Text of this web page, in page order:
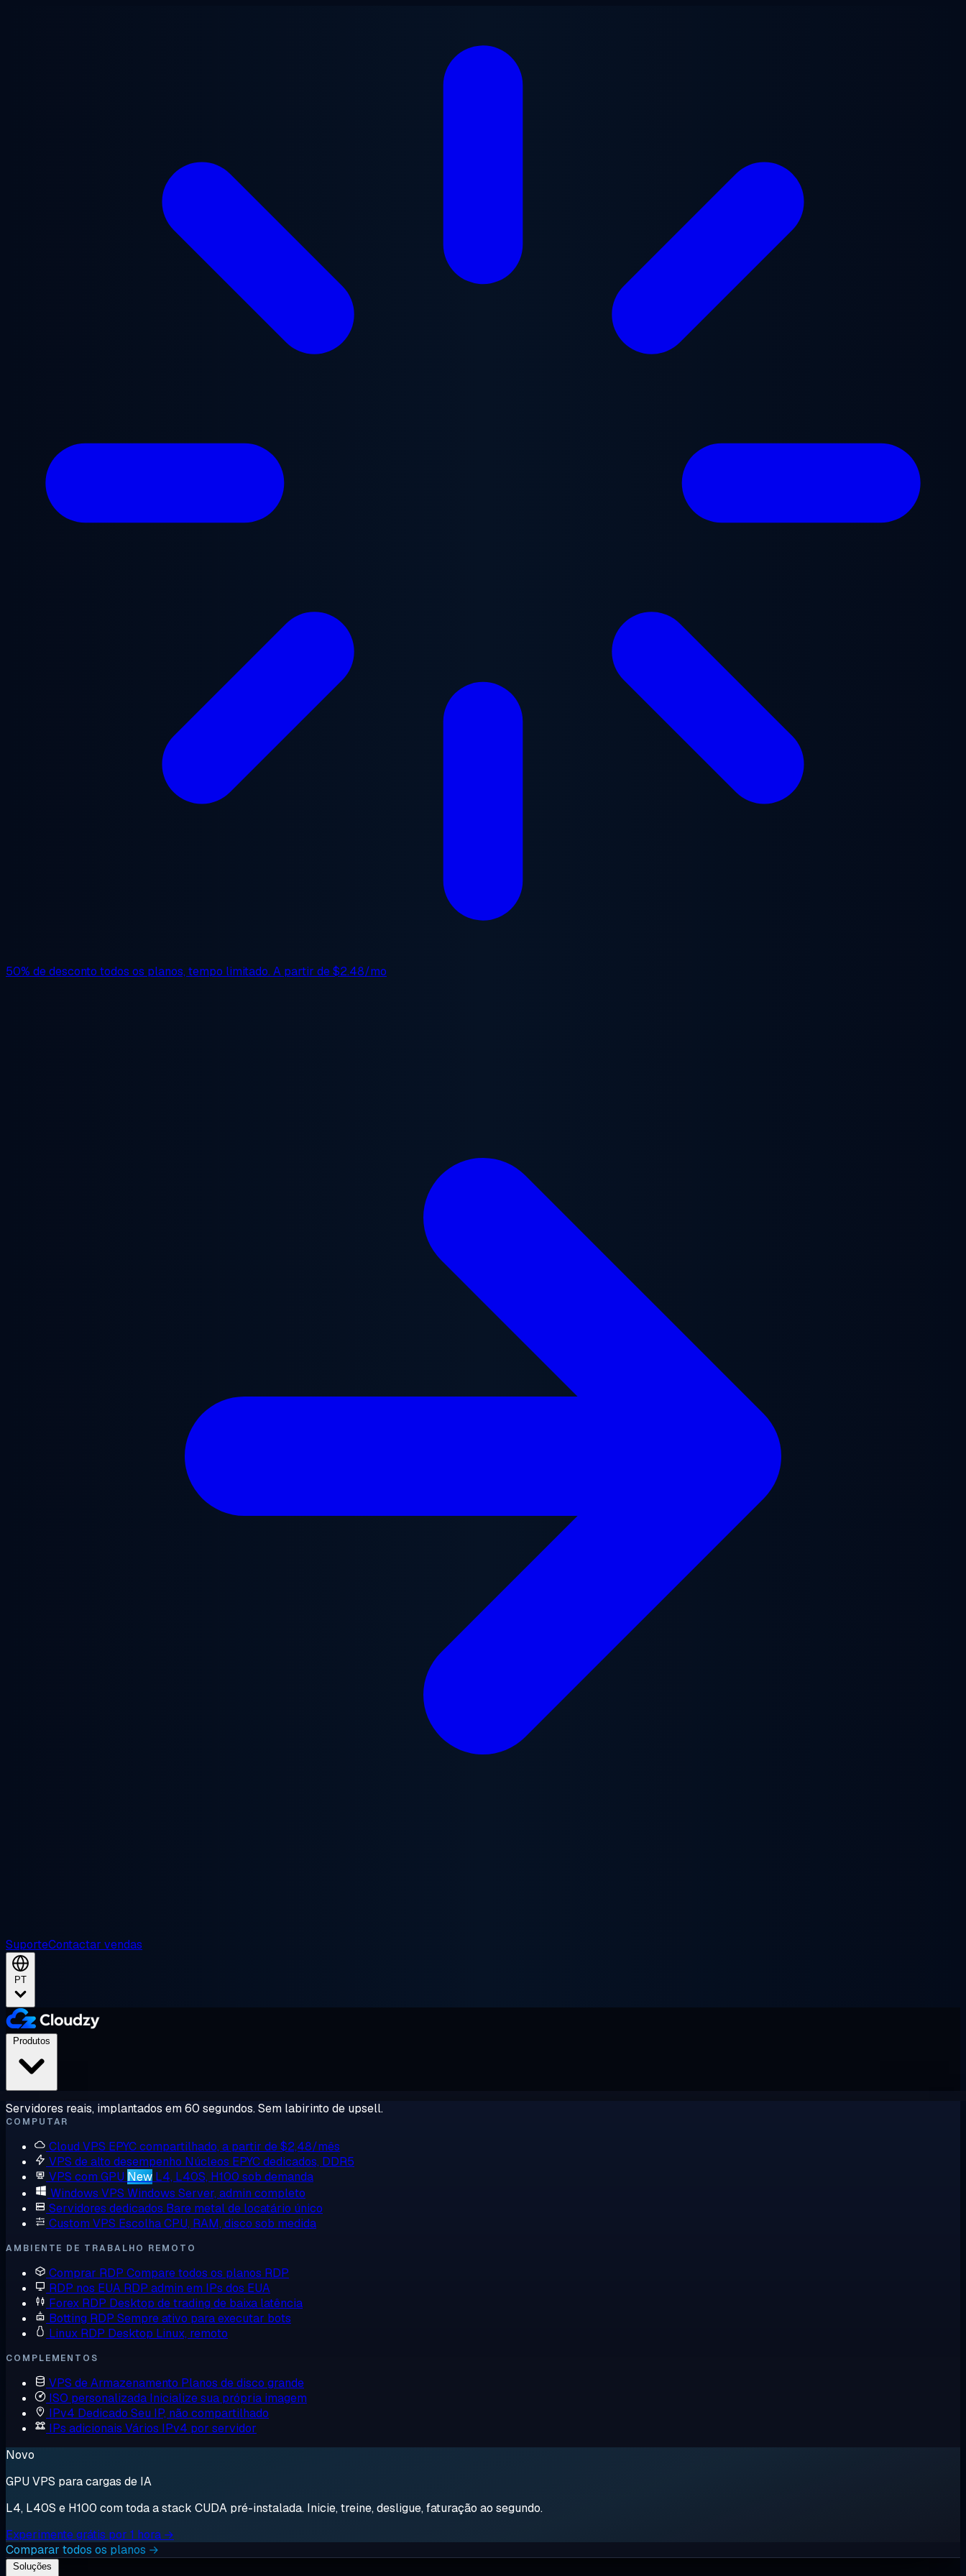
50% de desconto todos os planos, tempo limitado. A partir de$2.48/mo
SuporteContactar vendas
PT
Servidores reais, implantados em 60 segundos. Sem labirinto de upsell.
COMPUTAR
Cloud VPS EPYC compartilhado, a partir de $2,48/mês
VPS de alto desempenho Núcleos EPYC dedicados, DDR5
VPS com GPU New L4, L40S, H100 sob demanda
Windows VPS Windows Server, admin completo
Servidores dedicados Bare metal de locatário único
Custom VPS Escolha CPU, RAM, disco sob medida
AMBIENTE DE TRABALHO REMOTO
Comprar RDP Compare todos os planos RDP
RDP nos EUA RDP admin em IPs dos EUA
Forex RDP Desktop de trading de baixa latência
Botting RDP Sempre ativo para executar bots
Linux RDP Desktop Linux, remoto
COMPLEMENTOS
VPS de Armazenamento Planos de disco grande
ISO personalizada Inicialize sua própria imagem
IPv4 Dedicado Seu IP, não compartilhado
IPs adicionais Vários IPv4 por servidor
Novo
GPU VPS para cargas de IA
L4, L40S e H100 com toda a stack CUDA pré-instalada. Inicie, treine, desligue, faturação ao segundo.
Experimente grátis por 1 hora →
Comparar todos os planos →